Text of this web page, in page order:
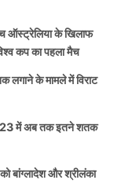
के खिलाफ
कप का पहला मैच
के मामले में विराट
में अब तक इतने शतक
बांग्लादेश और श्रीलंका